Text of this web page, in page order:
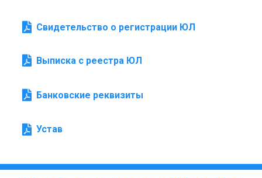
Свидетельство о регистрации ЮЛ
Выписка с реестра ЮЛ
Банковские реквизиты
Устав